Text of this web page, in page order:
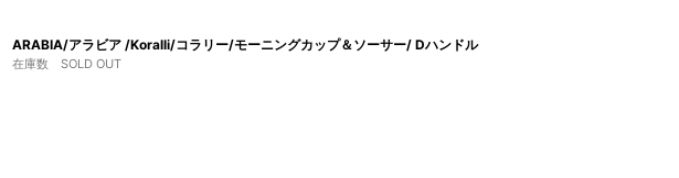
ARABIA/アラビア /Koralli/コラリー/モーニングカップ＆ソーサー/ Dハンドル
在庫数 SOLD OUT